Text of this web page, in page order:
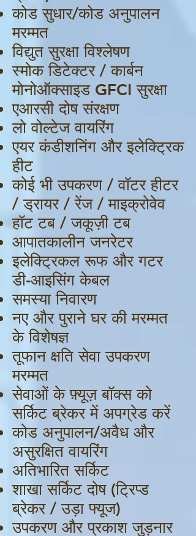
कोड सुधार/कोड अनुपालन
मरम्मत
विद्युत सुरक्षा विश्लेषण
स्मोक डिटेक्टर / कार्बन
मोनोऑक्साइड GFCI सुरक्षा
एआरसी दोष संरक्षण
लो वोल्टेज वायरिंग
एयर कंडीशनिंग और इलेक्ट्रिक
हीट
कोई भी उपकरण / वॉटर हीटर
/ ड्रायर / रेंज / माइक्रोवेव
हॉट टब / जकूज़ी टब
आपातकालीन जनरेटर
इलेक्ट्रिकल रूफ और गटर
डी-आइसिंग केबल
समस्या निवारण
नए और पुराने घर की मरम्मत
के विशेषज्ञ
तूफान क्षति सेवा उपकरण
मरम्मत
सेवाओं के फ़्यूज़ बॉक्स को
सर्किट ब्रेकर में अपग्रेड करें
कोड अनुपालन/अवैध और
असुरक्षित वायरिंग
अतिभारित सर्किट
शाखा सर्किट दोष (ट्रिप्ड
ब्रेकर / उड़ा फ्यूज)
उपकरण और प्रकाश जुड़नार